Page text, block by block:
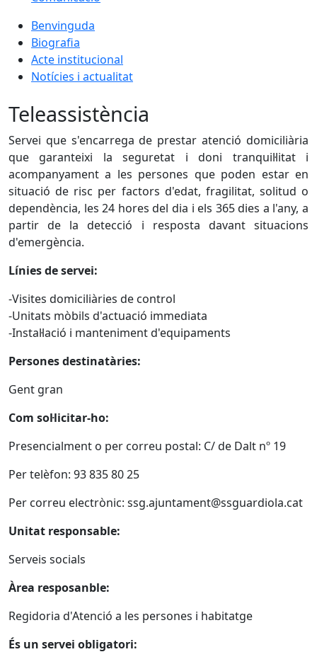
Benvinguda
Biografia
Acte institucional
Notícies i actualitat
Teleassistència
Servei que s'encarrega de prestar atenció domiciliària
que garanteixi la seguretat i doni tranquil·litat i
acompanyament a les persones que poden estar en
situació de risc per factors d'edat, fragilitat, solitud o
dependència, les 24 hores del dia i els 365 dies a l'any, a
partir de la detecció i resposta davant situacions
d'emergència.
Línies de servei:
-Visites domiciliàries de control
-Unitats mòbils d'actuació immediata
-Instal·lació i manteniment d'equipaments
Persones destinatàries:
Gent gran
Com sol·licitar-ho:
Presencialment o per correu postal: C/ de Dalt nº 19
Per telèfon: 93 835 80 25
Per correu electrònic: ssg.ajuntament@ssguardiola.cat
Unitat responsable:
Serveis socials
Àrea resposanble:
Regidoria d'Atenció a les persones i habitatge
És un servei obligatori: